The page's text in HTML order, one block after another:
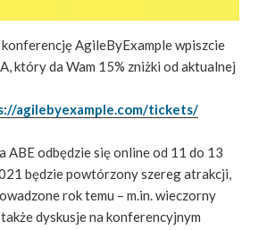
AgileByExample wpiszcie
który da Wam 15% zniżki od aktualnej
agilebyexample.com/tickets/
ABE odbędzie się online od 11 do 13
będzie powtórzony szereg atrakcji,
rok temu – m.in. wieczorny
dyskusje na konferencyjnym